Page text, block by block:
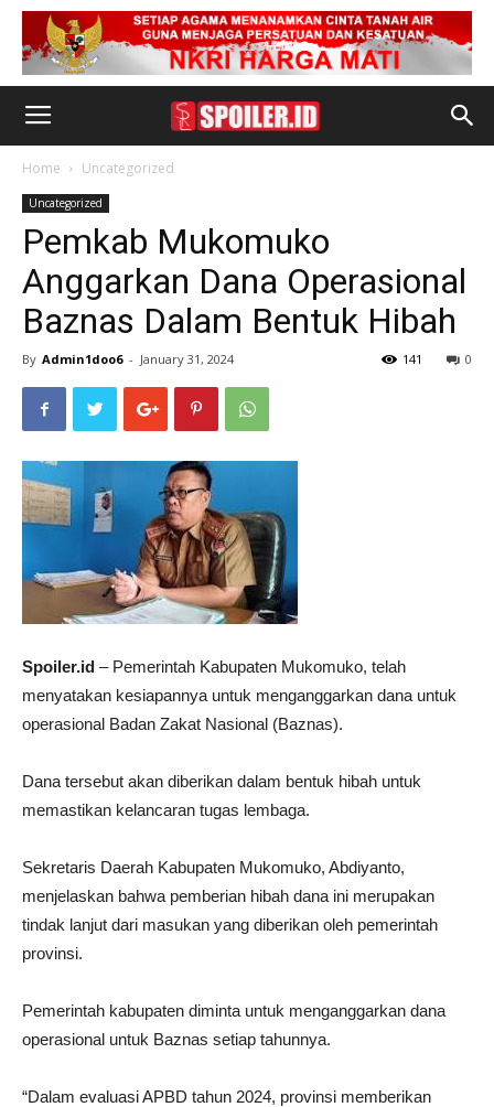
Home Uncategorized
Uncategorized
Pemkab Mukomuko
Anggarkan Dana Operasional
Baznas Dalam Bentuk Hibah
By Admin1doo6 - January 31, 2024 0
141
Spoiler.id – Pemerintah Kabupaten Mukomuko, telah
menyatakan kesiapannya untuk menganggarkan dana untuk
operasional Badan Zakat Nasional (Baznas).
Dana tersebut akan diberikan dalam bentuk hibah untuk
memastikan kelancaran tugas lembaga.
Sekretaris Daerah Kabupaten Mukomuko, Abdiyanto,
menjelaskan bahwa pemberian hibah dana ini merupakan
tindak lanjut dari masukan yang diberikan oleh pemerintah
provinsi.
Pemerintah kabupaten diminta untuk menganggarkan dana
operasional untuk Baznas setiap tahunnya.
“Dalam evaluasi APBD tahun 2024, provinsi memberikan